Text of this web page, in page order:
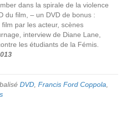
dans la spirale de la violence
du film, – un DVD de bonus :
par les acteur, scènes
interview de Diane Lane,
les étudiants de la Fémis.
DVD, Francis Ford Coppola,